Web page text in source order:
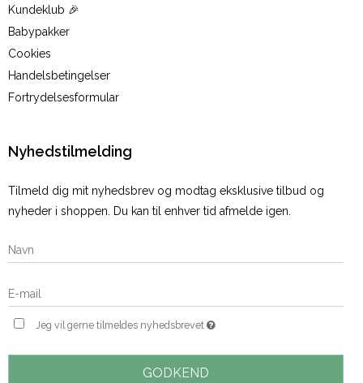
Kundeklub 🎉
Babypakker
Cookies
Handelsbetingelser
Fortrydelsesformular
Nyhedstilmelding
Tilmeld dig mit nyhedsbrev og modtag eksklusive tilbud og
nyheder i shoppen. Du kan til enhver tid afmelde igen.
Jeg vil gerne tilmeldes nyhedsbrevet
GODKEND